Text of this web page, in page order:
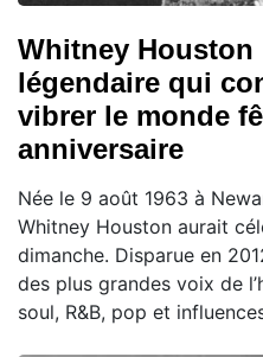
Whitney Houston
légendaire qui
vibrer le monde
anniversaire
Née le 9 août 1963 à
Whitney Houston aurait
dimanche. Disparue en
des plus grandes voix de
soul, R&B, pop et